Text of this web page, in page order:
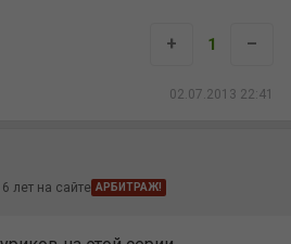
02.07.2013 22:41
+ 1 –
лет на сайте АРБИТРАЖ!